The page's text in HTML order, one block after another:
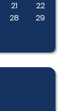
21
22
28
29